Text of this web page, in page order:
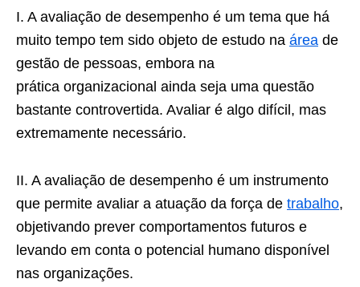
I. A avaliação de desempenho é um tema que há
muito tempo tem sido objeto de estudo na área de
gestão de pessoas, embora na
prática organizacional ainda seja uma questão
bastante controvertida. Avaliar é algo difícil, mas
extremamente necessário.
II. A avaliação de desempenho é um instrumento
que permite avaliar a atuação da força de trabalho,
objetivando prever comportamentos futuros e
levando em conta o potencial humano disponível
nas organizações.